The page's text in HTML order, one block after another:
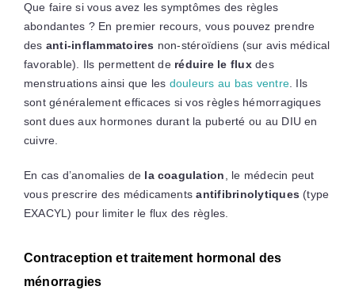
Que faire si vous avez les symptômes des règles
abondantes ? En premier recours, vous pouvez prendre
des anti-inflammatoires non-stéroïdiens (sur avis médical
favorable). Ils permettent de réduire le fluxdes
menstruations ainsi que les douleurs au bas ventre . Ils
sont généralement efficaces si vos règles hémorragiques
sont dues aux hormones durant la puberté ou au DIU en
cuivre.
En cas d’anomalies de la coagulation
, le médecin peut
vous prescrire des médicamentsantifibrinolytiques (type
EXACYL) pour limiter le flux des règles.
Contraception et traitement hormonal des
ménorragies